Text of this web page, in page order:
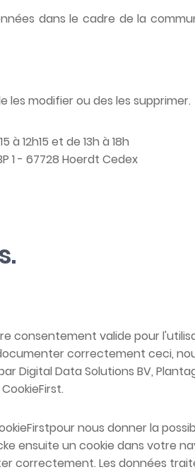
dans le cadre de la
les modifier ou des les supprimer.
12h15 et de 13h à 18h
1 - 67728 Hoerdt Cedex
consentement valide pour
correctement ceci,
Digital Data Solutions BV,
nous donner la
ensuite un cookie dans votre
correctement. Les données